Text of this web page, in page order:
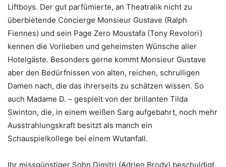
Liftboys. Der gut parfümierte, an Theatralik nicht zu
überbietende Concierge Monsieur Gustave (Ralph
Fiennes) und sein Page Zero Moustafa (Tony Revolori)
kennen die Vorlieben und geheimsten Wünsche aller
Hotelgäste. Besonders gerne kommt Monsieur Gustave
aber den Bedürfnissen von alten, reichen, schrulligen
Damen nach, die das ihrerseits zu schätzen wissen. So
auch Madame D. – gespielt von der brillanten Tilda
Swinton, die, in einem weißen Sarg aufgebahrt, noch mehr
Ausstrahlungskraft besitzt als manch ein
Schauspielkollege bei einem Wutanfall.
Ihr missgünstiger Sohn Dimitri (Adrien Brody) beschuldigt